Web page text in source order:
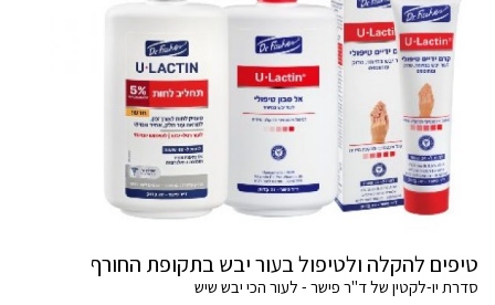
טיפים להקלה ולטיפול בעור יבש בתקופת החורף
סדרת יו-לקטין של ד"ר פישר - לעור הכי יבש שיש